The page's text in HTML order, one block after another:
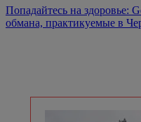
Попадайтесь на здоровье:
обмана, практикуемые в